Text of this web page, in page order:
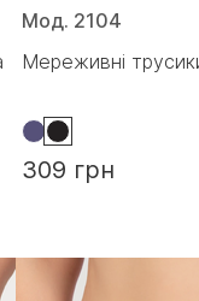
Мод. 2104
Мереживні
309 грн